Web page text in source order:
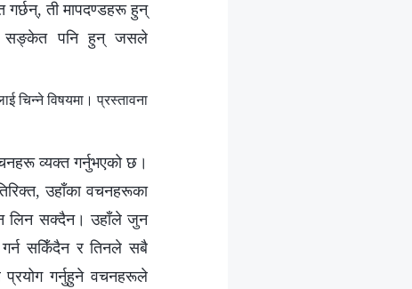
ती मापदण्डहरू हुन्
सङ्केत पनि हुन् जसले
चिन्‍ने विषयमा। प्रस्तावना
व्यक्त गर्नुभएको छ।
उहाँका वचनहरूका
लिन सक्दैन। उहाँले जुन
गर्न सकिँदैन र तिनले सबै
प्रयोग गर्नुहुने वचनहरूले